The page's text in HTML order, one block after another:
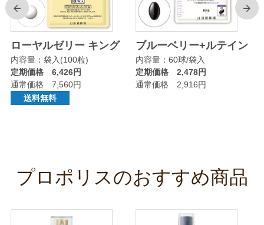
前
ローヤルゼリー キング
内容量：袋入(100粒)
定期価格 6,426円
通常価格 7,560円
送料無料
ブルーベリー+ルテイン
内容量：60球/袋入
定期価格 2,478円
通常価格 2,916円
次
プロポリスのおすすめ商品